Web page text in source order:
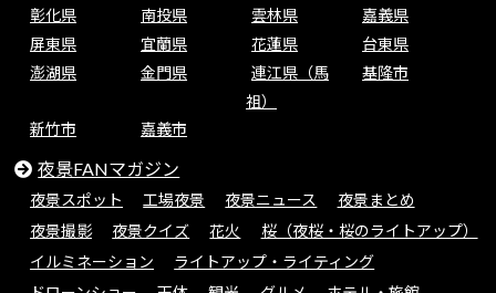
彰化県
南投県 雲林県
嘉義県
屏東県
宜蘭県 花蓮県
台東県
澎湖県
金門県
連江県（馬
祖）
基隆市
新竹市 嘉義市
夜景FANマガジン
夜景スポット 工場夜景 夜景ニュース
夜景まとめ
夜景撮影
夜景クイズ 花火
桜（夜桜・桜のライトアップ）
イルミネーション
ライトアップ・ライティング